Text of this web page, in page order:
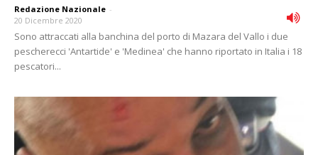
Redazione Nazionale -
20 Dicembre 2020
Sono attraccati alla banchina del porto di Mazara del Vallo i due
pescherecci 'Antartide' e 'Medinea' che hanno riportato in Italia i 18
pescatori...